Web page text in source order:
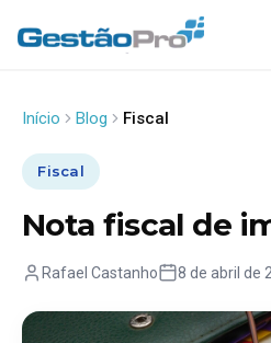
Início Blog Fiscal
Fiscal
Nota fiscal de
Rafael Castanho 8 de abril de